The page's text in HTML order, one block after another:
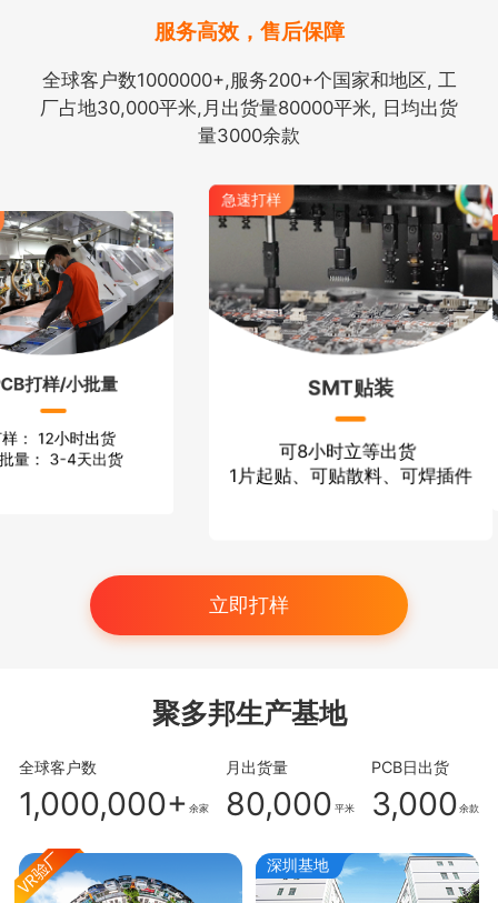
服务高效，售后保障
全球客户数1000000+,服务200+个国家和地区, 工
厂占地30,000平米,月出货量80000平米, 日均出货
量3000余款
打样/小批量
： 12小时出货
量： 3-4天出货
急速打样
SMT贴装
可8小时立等出货
1片起贴、可贴散料、可焊插件
立即打样
聚多邦生产基地
全球客户数
1,000,000+ 余家
月出货量
80,000 平米
PCB日出货
3,000 余款
深圳基地